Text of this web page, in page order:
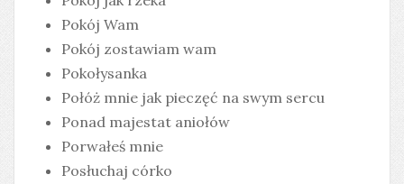
Pokój Wam
Pokój zostawiam wam
Pokołysanka
Połóż mnie jak pieczęć na swym sercu
Ponad majestat aniołów
Porwałeś mnie
Posłuchaj córko